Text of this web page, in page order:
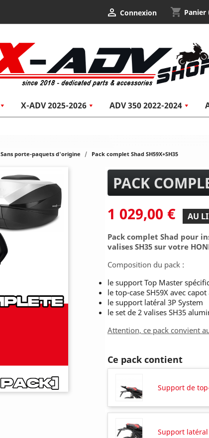
 Connexion shopping_cart Panier
X-ADV 2025-2026 ADV 350 2022-2024
Sans porte-paquets d'origine Pack complet Shad SH59X+SH35
PACK
1 029,00 €
AU
Pack complet Shad pour
valises SH35 sur votre
Composition du pack :
le support Top Master
le top-case SH59X avec
le support latéral 3P System
le set de 2 valises SH35
Attention, ce pack convient
Ce pack contient
Support de
Support latéral